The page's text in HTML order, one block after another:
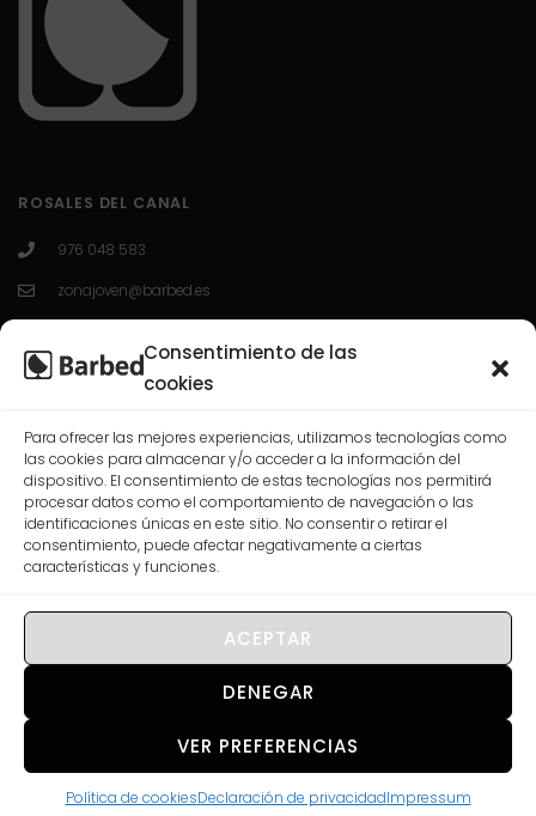
Consentimiento de las
cookies
Para ofrecer las mejores experiencias, utilizamos tecnologías como
las cookies para almacenar y/o acceder a la información del
dispositivo. El consentimiento de estas tecnologías nos permitirá
procesar datos como el comportamiento de navegación o las
identificaciones únicas en este sitio. No consentir o retirar el
consentimiento, puede afectar negativamente a ciertas
características y funciones.
ACEPTAR
DENEGAR
VER PREFERENCIAS
Política de cookiesDeclaración de privacidadImpressum
ROSALES DEL CANAL
976 048 583
zonajoven@barbed.es
L-V 10:00-13:30 / 16:30-20:00
CASABLANCA
976 568 074
correo@barbed.es
L-V 10:00-13:30 / 16:30-20:00
© 2026 Barbed Joven. All rights reserved.